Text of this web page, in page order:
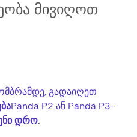
მივიღოთ
გადაიღეთ
Panda P2 ან Panda P3-
დრო.